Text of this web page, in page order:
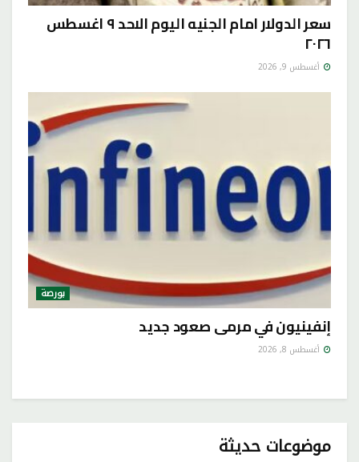
سعر الدولار امام الجنيه اليوم الاحد ٩ اغسطس
٢٠٢٦
أغسطس 9, 2026
بورصة
إنفينيون في مرمى صعود جديد
أغسطس 8, 2026
موضوعات حديثة